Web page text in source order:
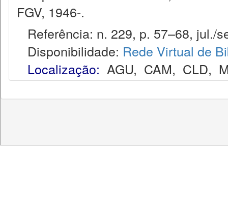
FGV, 1946-.
Referência: n. 229, p. 57–68, jul./
Disponibilidade: Rede Virtual de
Localização: AGU, CAM, CLD,